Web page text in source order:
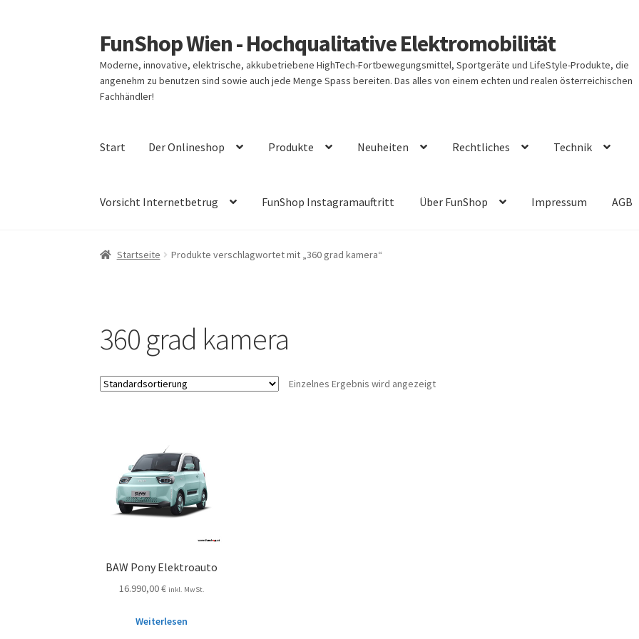
Zur
Navigation
springen
Zum
Inhalt
springen
FunShop Wien - Hochqualitative Elektromobilität
Moderne, innovative, elektrische, akkubetriebene HighTech-Fortbewegungsmittel, Sportgeräte und LifeStyle-Produkte, die
angenehm zu benutzen sind sowie auch jede Menge Spass bereiten. Das alles von einem echten und realen österreichischen
Fachhändler!
Start Der Onlineshop Produkte Neuheiten Rechtliches Technik
Vorsicht Internetbetrug FunShop Instagramauftritt Über FunShop Impressum AGB
Startseite Produkte verschlagwortet mit „360 grad kamera“
360 grad kamera
Einzelnes Ergebnis wird angezeigt
BAW Pony Elektroauto
16.990,00€ inkl. MwSt.
Weiterlesen